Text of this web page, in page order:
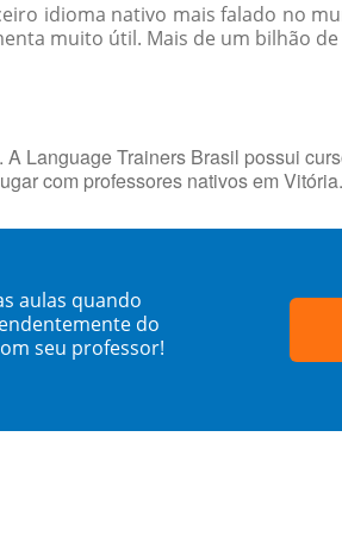
idioma nativo mais falado no
muito útil. Mais de um bilhão
Language Trainers Brasil possui
com professores nativos em
aulas quando
do
seu professor!